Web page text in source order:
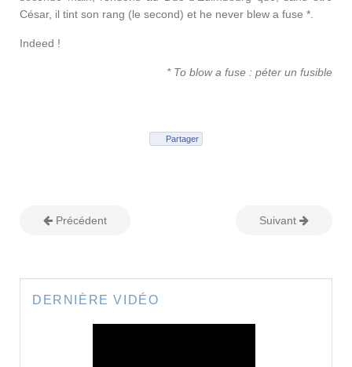
César, il tint son rang (le second) et he never blew a fuse *.
Indeed !
* To blow a fuse : péter un fusible
Partager
Précédent Suivant
DERNIÈRE VIDÉO